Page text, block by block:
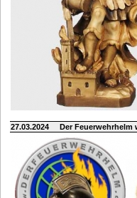
27.03.2024 Der